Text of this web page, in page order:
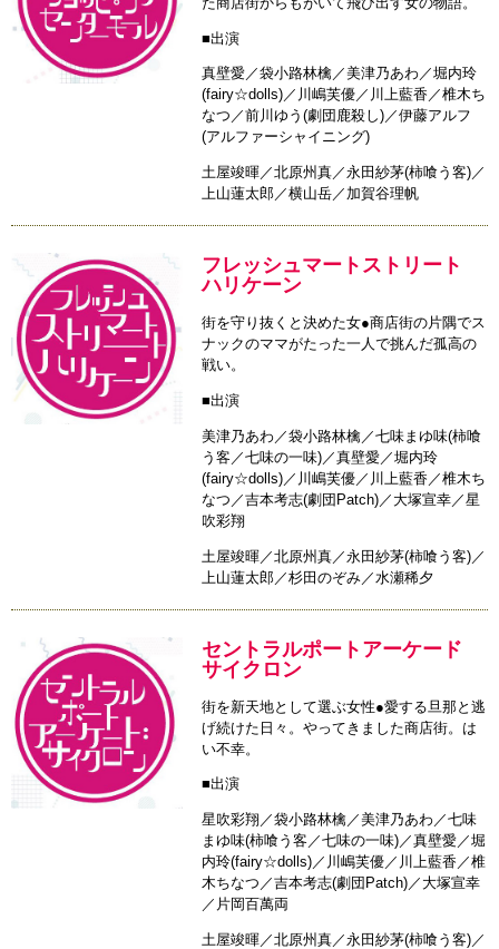
■出演
真壁愛／袋小路林檎／美津乃あわ／堀内玲
(fairy☆dolls)／川嶋芙優／川上藍香／椎木ち
なつ／前川ゆう(劇団鹿殺し)／伊藤アルフ
(アルファーシャイニング)
土屋竣暉／北原州真／永田紗茅(柿喰う客)／
上山蓮太郎／横山岳／加賀谷理帆
フレッシュマートストリート
ハリケーン
街を守り抜くと決めた女●商店街の片隅でス
ナックのママがたった一人で挑んだ孤高の
戦い。
■出演
美津乃あわ／袋小路林檎／七味まゆ味(柿喰
う客／七味の一味)／真壁愛／堀内玲
(fairy☆dolls)／川嶋芙優／川上藍香／椎木ち
なつ／吉本考志(劇団Patch)／大塚宣幸／星
吹彩翔
土屋竣暉／北原州真／永田紗茅(柿喰う客)／
上山蓮太郎／杉田のぞみ／水瀬稀夕
セントラルポートアーケード
サイクロン
街を新天地として選ぶ女性●愛する旦那と逃
げ続けた日々。やってきました商店街。は
い不幸。
■出演
星吹彩翔／袋小路林檎／美津乃あわ／七味
まゆ味(柿喰う客／七味の一味)／真壁愛／堀
内玲(fairy☆dolls)／川嶋芙優／川上藍香／椎
木ちなつ／吉本考志(劇団Patch)／大塚宣幸
／片岡百萬両
土屋竣暉／北原州真／永田紗茅(柿喰う客)／